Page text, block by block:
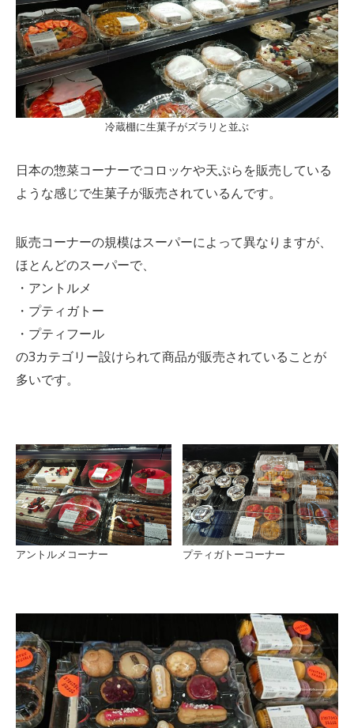
冷蔵棚に生菓子がズラリと並ぶ
日本の惣菜コーナーでコロッケや天ぷらを販売している
ような感じで生菓子が販売されているんです。
販売コーナーの規模はスーパーによって異なりますが、
ほとんどのスーパーで、
・アントルメ
・プティガトー
・プティフール
の3カテゴリー設けられて商品が販売されていることが
多いです。
アントルメコーナー プティガトーコーナー